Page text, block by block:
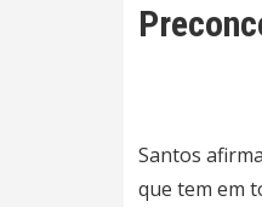
Santos
que tem em